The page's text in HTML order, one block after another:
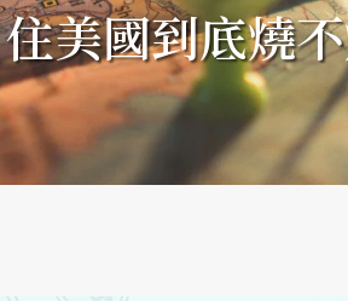
住美國到底燒